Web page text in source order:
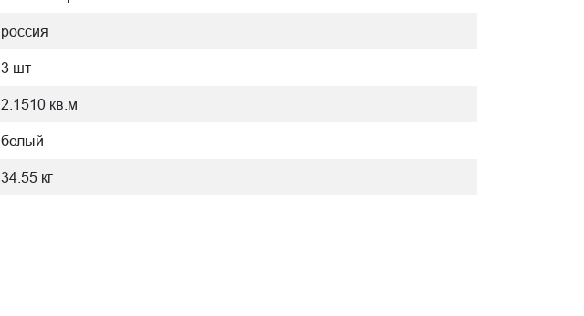
россия
3 шт
2.1510 кв.м
белый
34.55 кг